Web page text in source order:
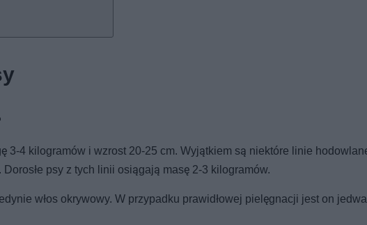
3-4 kilogramów i wzrost 20-25 cm. Wyjątkiem są niektóre linie
psy z tych linii osiągają masę 2-3 kilogramów.
włos okrywowy. W przypadku prawidłowej pielęgnacji jest on